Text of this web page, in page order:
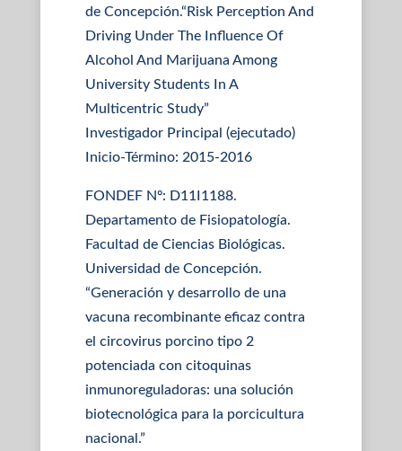
de Concepción.“Risk Perception And
Driving Under The Influence Of
Alcohol And Marijuana Among
University Students In A
Multicentric Study”
Investigador Principal (ejecutado)
Inicio-Término: 2015-2016
FONDEF Nº: D11I1188.
Departamento de Fisiopatología.
Facultad de Ciencias Biológicas.
Universidad de Concepción.
“Generación y desarrollo de una
vacuna recombinante eficaz contra
el circovirus porcino tipo 2
potenciada con citoquinas
inmunoreguladoras: una solución
biotecnológica para la porcicultura
nacional.”